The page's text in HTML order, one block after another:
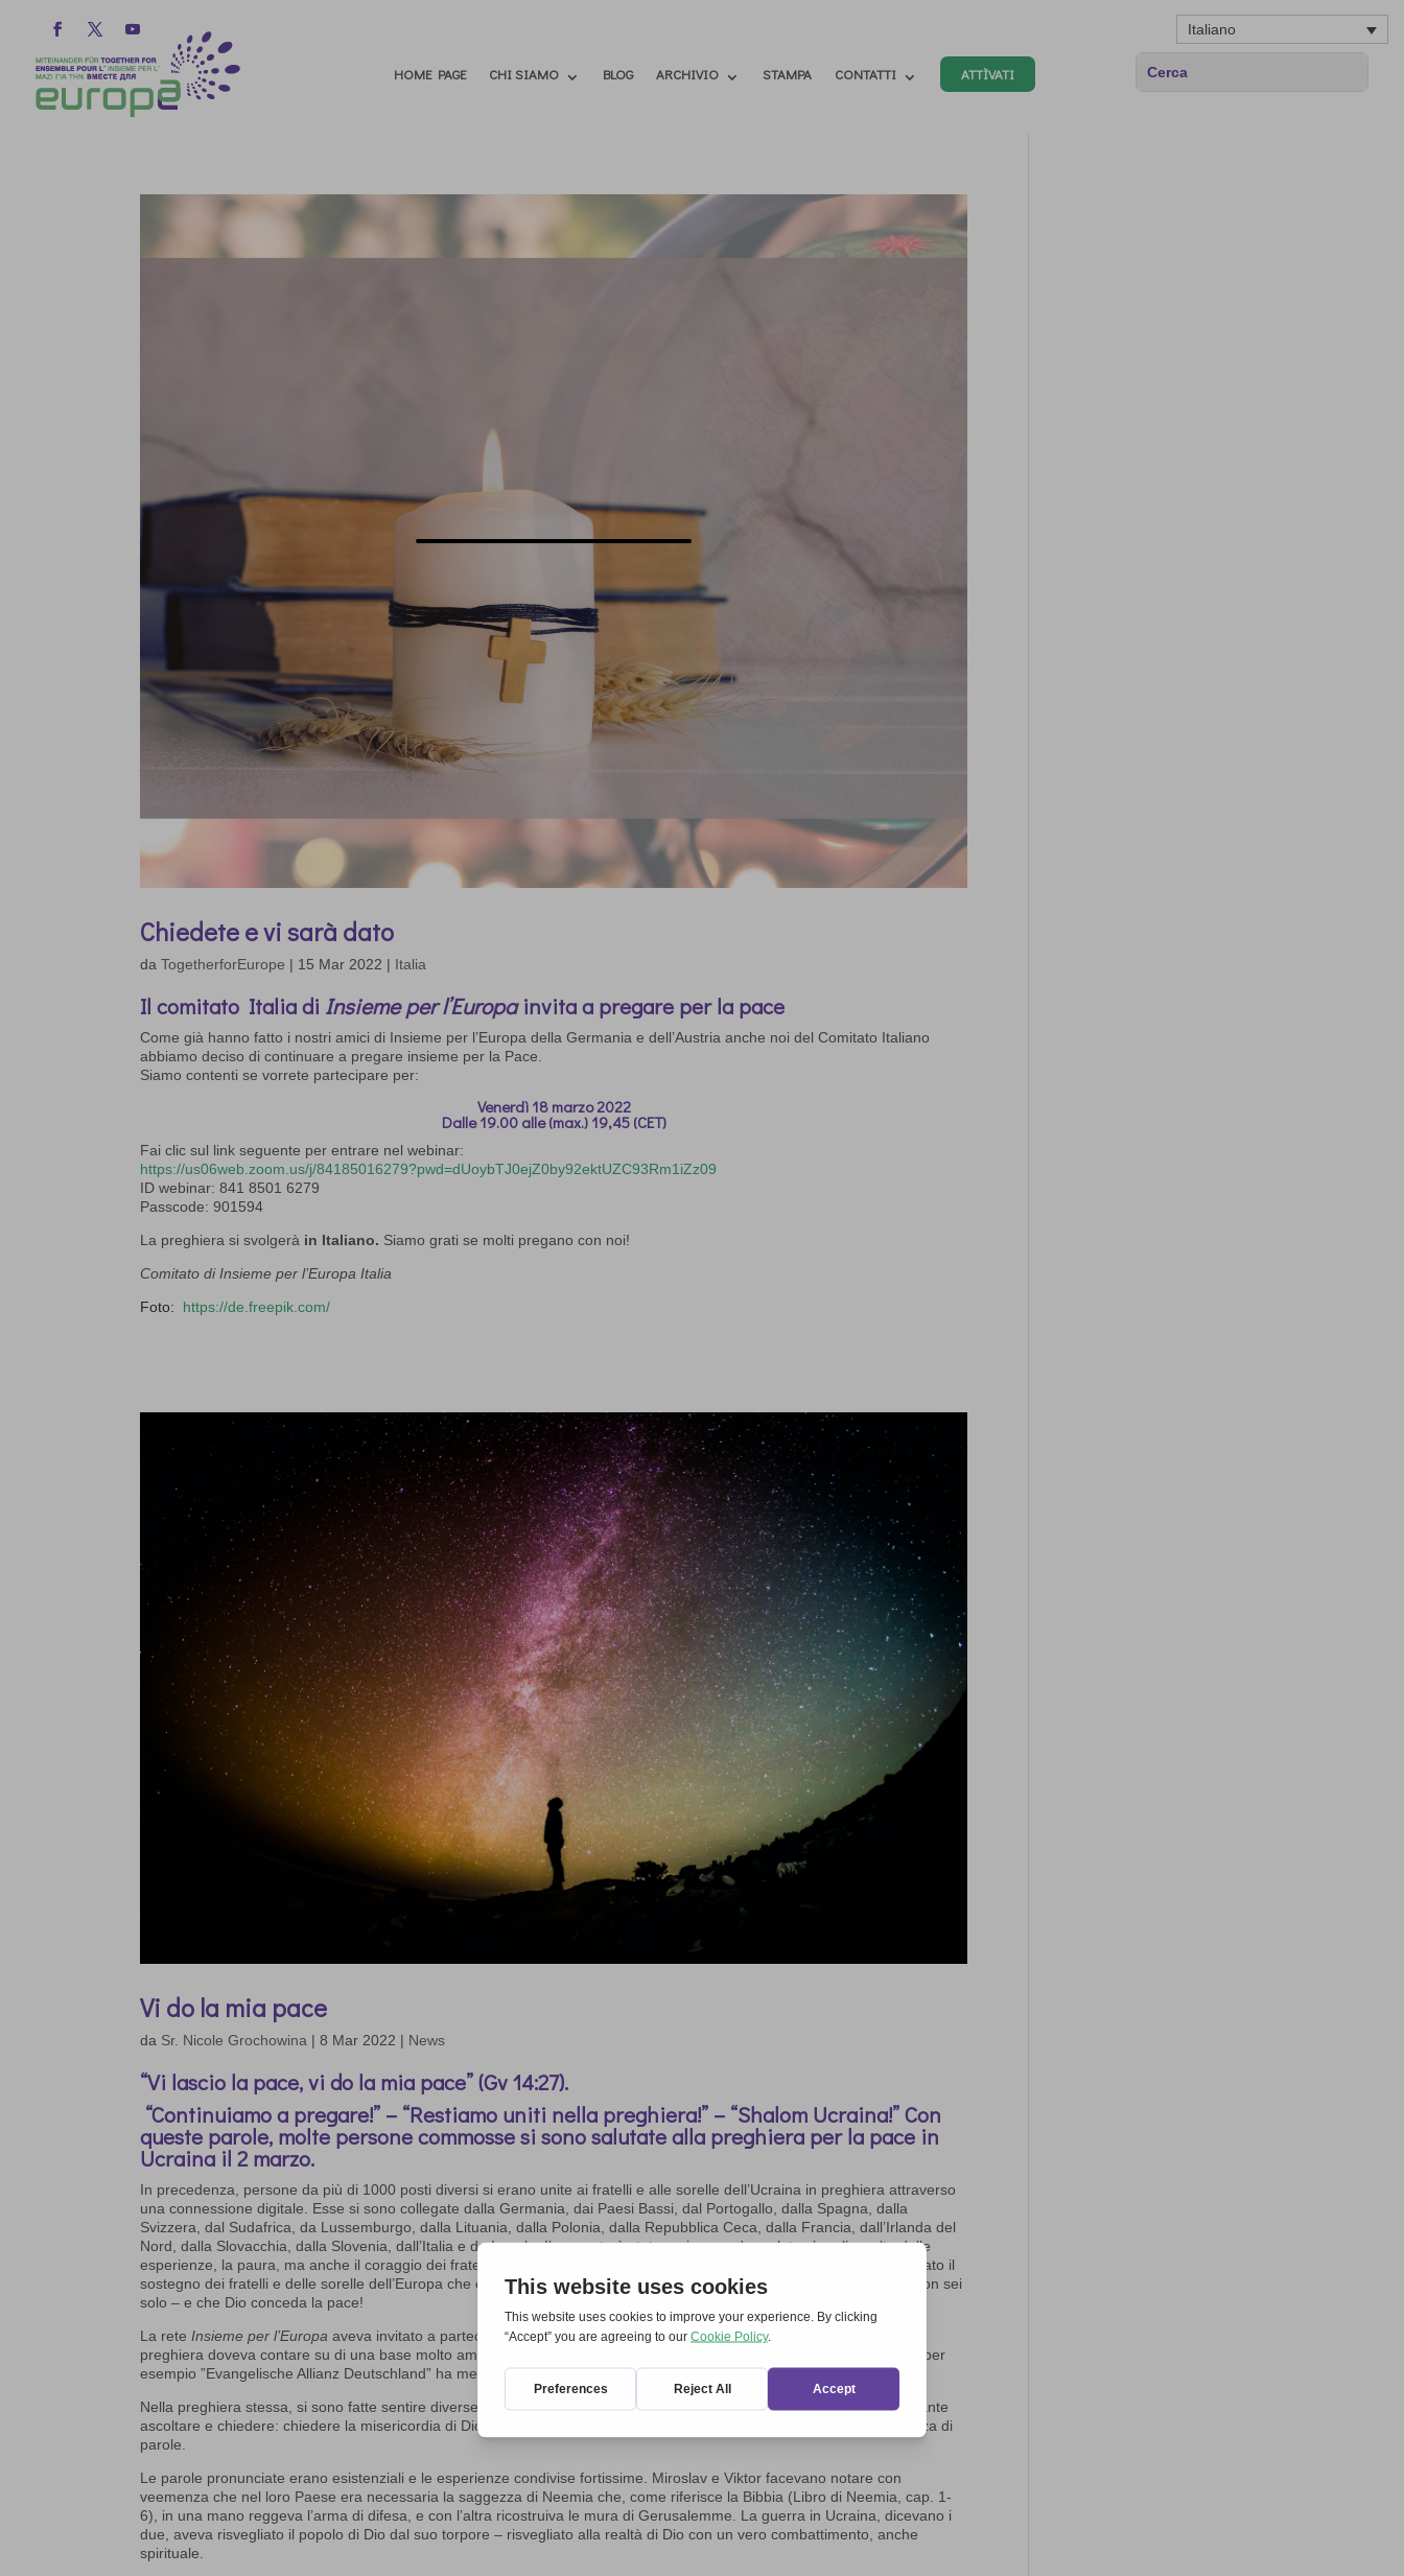
Italiano
HOME PAGE CHI SIAMO BLOG ARCHIVIO STAMPA CONTATTI ATTÌVATI
Chiedete e vi sarà dato
daTogetherforEurope | 15 Mar 2022 | Italia
Il comitato Italia di Insieme per l’Europainvita a pregare per la pace
Come già hanno fatto i nostri amici di Insieme per l’Europa della Germania e dell’Austria anche noi delComitato Italiano
abbiamo deciso di continuare a pregare insieme per la Pace
Siamo contenti se vorrete partecipare per:
Venerdì 18 marzo 2022
Dalle 19.00 alle (max.) 19,45 (CET)
Fai clic sul link seguente per entrare nel webinar:
https://us06web.zoom.us/j/84185016279?pwd=dUoybTJ0ejZ0by92ektUZC93Rm1iZz09
ID webinar: 841 8501 6279
Passcode: 901594
La preghiera si svolgerà in Italiano. Siamo grati se molti pregano con noi!
Comitato di Insieme per l’Europa Italia
Foto: https://de.freepik.com/
Vi do la mia pace
da Sr. Nicole Grochowina |8 Mar 2022 | News
“Vi lascio la pace, vi do la mia pace” (Gv 14:27).
“Continuiamo a pregare!” – “Restiamo uniti nella preghiera!” – “Shalom Ucraina!” Con
queste parole, molte persone commosse si sono salutate alla preghiera per la pace in
Ucraina il 2 marzo.
In precedenza, persone da più di 1000 posti diversi si erano unite ai fratelli e alle sorelle dell’Ucraina in preghiera attraverso
una connessione digitale. Esse si sono collegate dalla Germania, dai Paesi Bassi, dal Portogallo, dalla Spagna, dalla
Svizzera, dal Sudafrica, da Lussemburgo, dalla Lituania, dalla Polonia, dalla Repubblica Ceca, dalla Francia, dall’Irlanda del
Nord, dalla Slovacchia, dalla Slovenia, dall’Italia e da Israele. Il rapporto è stato reciproco: da un lato c’era l’ascolto delle
esperienze, la paura, ma anche il coraggio dei fratelli e delle sorelle di Kiev, Lviv e altre regioni dell’Ucraina e dall’altro lato il
sostegno dei fratelli e delle sorelle dell’Europa che erano uniti con loro nella preghiera per mostrare, dire e chiedere: Non sei
solo – e che Dio conceda la pace!
La rete Insieme per l’Europa aveva invitato a partecipare a questo momento di preghiera. Ma era subito chiaro che la
preghiera doveva contare su di una base molto ampia. Numerose altre reti si sono unite e hanno sostenuto l’iniziativa, per
esempio ”Evangelische Allianz Deutschland” ha messo a disposizione la piattaforma digitale.
Nella preghiera stessa, si sono fatte sentire diverse voci: dall’Ucraina, dalla Russia, e ancora, e ancora. E’ stato importante
ascoltare e chiedere: chiedere la misericordia di Dio, perché solo questa supplica può rompere lo spazio della mancanza di
parole.
Le parole pronunciate erano esistenziali e le esperienze condivise fortissime. Miroslav e Viktor facevano notare con
veemenza che nel loro Paese era necessaria la saggezza di Neemia che, come riferisce la Bibbia (Libro di Neemia, cap. 1-
6), in una mano reggeva l’arma di difesa, e con l’altra ricostruiva le mura di Gerusalemme. La guerra in Ucraina, dicevano i
due, aveva risvegliato il popolo di Dio dal suo torpore – risvegliato alla realtà di Dio con un vero combattimento, anche
spirituale.